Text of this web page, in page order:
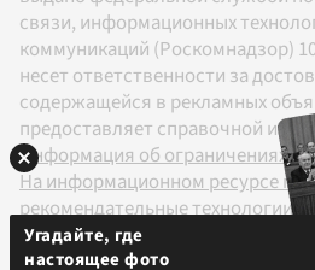
связи, информационных
коммуникаций (Роскомнадзор)
несет ответственности за
содержащейся в рекламных
предоставляет справочной
Информация об ограничениях
На информационном ресурсе
рекомендательные технологии в
Правилами
Угадайте, где
настоящее фото